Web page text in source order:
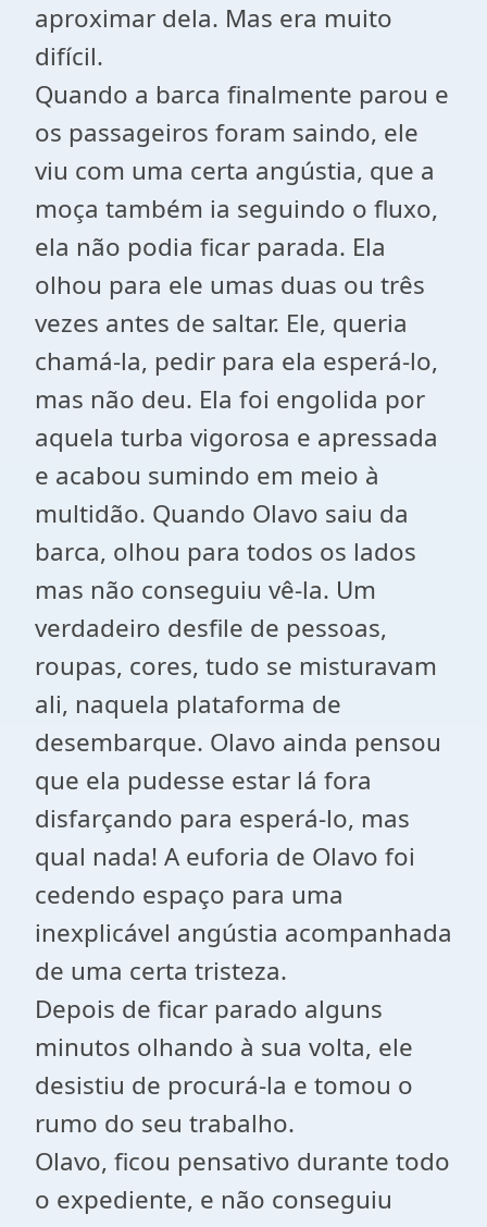
aproximar dela. Mas era muito
difícil.
Quando a barca finalmente parou e
os passageiros foram saindo, ele
viu com uma certa angústia, que a
moça também ia seguindo o fluxo,
ela não podia ficar parada. Ela
olhou para ele umas duas ou três
vezes antes de saltar. Ele, queria
chamá-la, pedir para ela esperá-lo,
mas não deu. Ela foi engolida por
aquela turba vigorosa e apressada
e acabou sumindo em meio à
multidão. Quando Olavo saiu da
barca, olhou para todos os lados
mas não conseguiu vê-la. Um
verdadeiro desfile de pessoas,
roupas, cores, tudo se misturavam
ali, naquela plataforma de
desembarque. Olavo ainda pensou
que ela pudesse estar lá fora
disfarçando para esperá-lo, mas
qual nada! A euforia de Olavo foi
cedendo espaço para uma
inexplicável angústia acompanhada
de uma certa tristeza.
Depois de ficar parado alguns
minutos olhando à sua volta, ele
desistiu de procurá-la e tomou o
rumo do seu trabalho.
Olavo, ficou pensativo durante todo
o expediente, e não conseguiu